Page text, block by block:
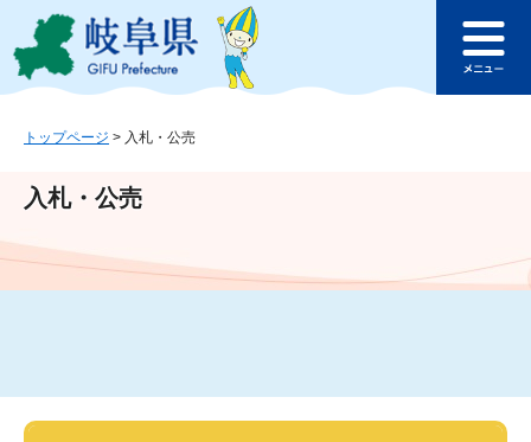
ジ
ュ
文
このページの本文へ
ュ
トップページ > 入札・公売
入札・公売